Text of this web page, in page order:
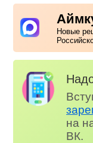
Новые
на
ВК.